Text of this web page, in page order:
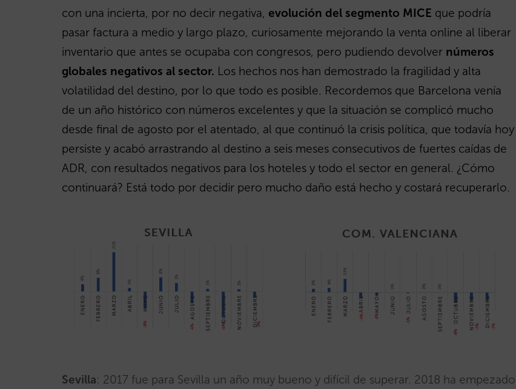
con una incierta, por no decir negativa, evolución del segmento MICE que podría
pasar factura a medio y largo plazo, curiosamente mejorando la venta online al liberar
inventario que antes se ocupaba con congresos, pero pudiendo devolver números
globales negativos al sector. Los hechos nos han demostrado la fragilidad y alta
volatilidad del destino, por lo que todo es posible. Recordemos que Barcelona venía
de un año histórico con números excelentes y que la situación se complicó mucho
desde final de agosto por el atentado, al que continuó la crisis política, que todavía hoy
persiste y acabó arrastrando al destino a seis meses consecutivos de fuertes caídas de
ADR, con resultados negativos para los hoteles y todo el sector en general. ¿Cómo
continuará? Está todo por decidir pero mucho daño está hecho y costará recuperarlo.
Sevilla: 2017 fue para Sevilla un año muy bueno y difícil de superar. 2018 ha empezado